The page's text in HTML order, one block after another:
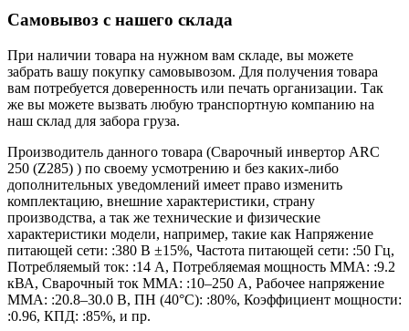
Самовывоз с нашего склада
При наличии товара на нужном вам складе, вы можете
забрать вашу покупку самовывозом. Для получения товара
вам потребуется доверенность или печать организации. Так
же вы можете вызвать любую транспортную компанию на
наш склад для забора груза.
Производитель данного товара (Сварочный инвертор ARC
250 (Z285) ) по своему усмотрению и без каких-либо
дополнительных уведомлений имеет право изменить
комплектацию, внешние характеристики, страну
производства, а так же технические и физические
характеристики модели, например, такие как Напряжение
питающей сети: :380 В ±15%, Частота питающей сети: :50 Гц,
Потребляемый ток: :14 А, Потребляемая мощность ММА: :9.2
кВА, Сварочный ток MMA: :10–250 А, Рабочее напряжение
ММА: :20.8–30.0 В, ПН (40°C): :80%, Коэффициент мощности:
:0.96, КПД: :85%, и пр.